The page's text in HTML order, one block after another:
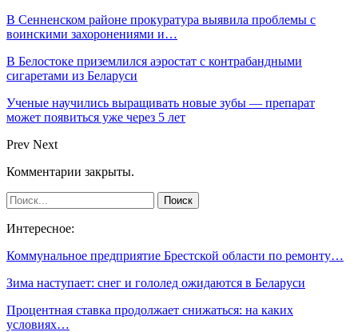
В Сенненском районе прокуратура выявила проблемы с
воинскими захоронениями и…
В Белостоке приземлился аэростат с контрабандными
сигаретами из Беларуси
Ученые научились выращивать новые зубы — препарат
может появиться уже через 5 лет
Prev Next
Комментарии закрыты.
Интересное:
Коммунальное предприятие Брестской области по ремонту…
Зима наступает: снег и гололед ожидаются в Беларуси
Процентная ставка продолжает снижаться: на каких
условиях…